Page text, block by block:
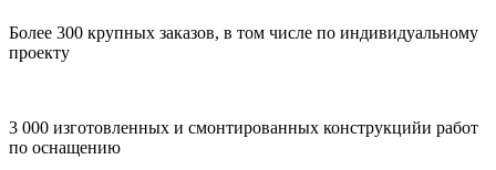
Более 300 крупных заказов, в том числе по индивидуальному
проекту
3 000 изготовленных и смонтированных конструкцийи работ
по оснащению